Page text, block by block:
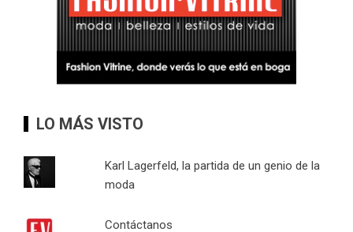
LO MÁS VISTO
Karl Lagerfeld, la partida de un genio de la
moda
Contáctanos